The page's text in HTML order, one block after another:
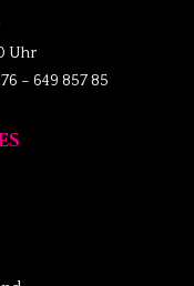
Uhr
– 649 857 85